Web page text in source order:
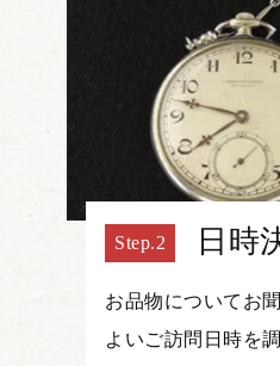
日時
お品物についてお
よいご訪問日時を